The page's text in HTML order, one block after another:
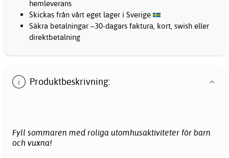
hemleverans
Skickas från vårt eget lager i Sverige
Säkra betalningar –30-dagars faktura, kort, swish eller
direktbetalning
Produktbeskrivning:
Fyll sommaren med roliga utomhusaktiviteter för barn
och vuxna!